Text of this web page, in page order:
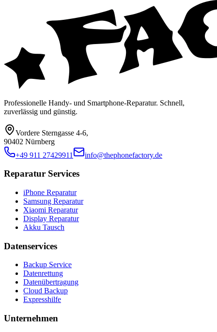
Professionelle Handy- und Smartphone-Reparatur. Schnell,
zuverlässig und günstig.
Vordere Sterngasse 4-6,
90402 Nürnberg
+49 911 27429911
info@thephonefactory.de
Reparatur Services
iPhone Reparatur
Samsung Reparatur
Xiaomi Reparatur
Display Reparatur
Akku Tausch
Datenservices
Backup Service
Datenrettung
Datenübertragung
Cloud Backup
Expresshilfe
Unternehmen